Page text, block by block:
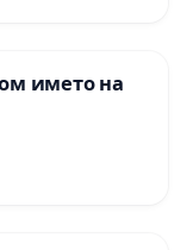
името на